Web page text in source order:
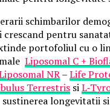
schimbarilor
pentru
portofoliul cu o
Liposomal C +
NR–Life
Terrestris siL‑
longevitatii